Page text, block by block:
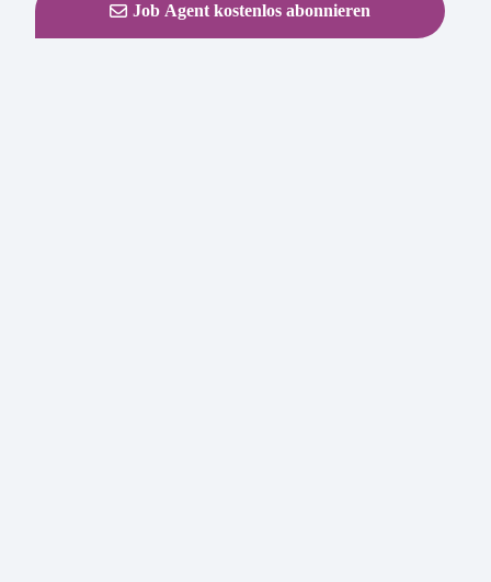
Job Agent kostenlos abonnieren